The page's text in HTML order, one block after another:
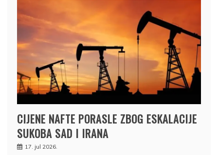
CIJENE NAFTE PORASLE ZBOG ESKALACIJE
SUKOBA SAD I IRANA
17. jul 2026.